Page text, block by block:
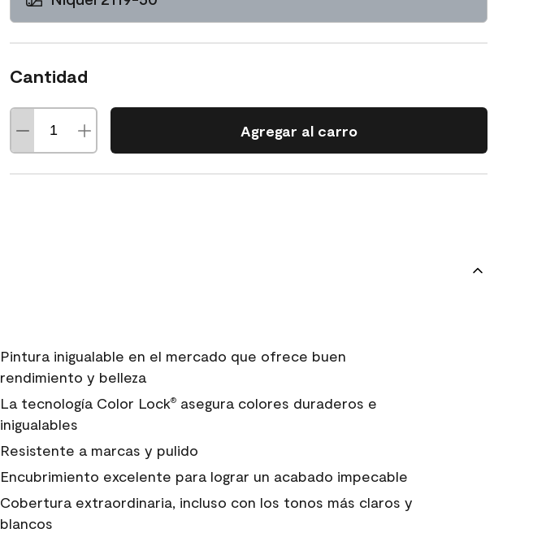
Cantidad
Agregar al carro
Pintura inigualable en el mercado que ofrece buen
rendimiento y belleza
La tecnología Color Lock®asegura colores duraderos e
inigualables
Resistente a marcas y pulido
Encubrimiento excelente para lograr un acabado impecable
Cobertura extraordinaria, incluso con los tonos más claros y
blancos